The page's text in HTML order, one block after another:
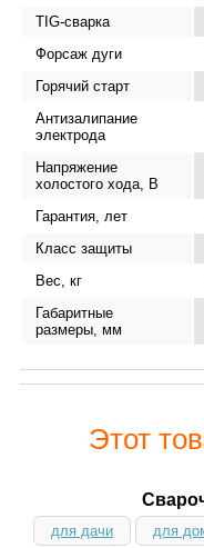
TIG-сварка
Форсаж дуги
Горячий старт
Антизалипание
электрода
Напряжение
холостого хода, В
Гарантия, лет
Класс защиты
Вес, кг
Габаритные
размеры, мм
Этот
для дачи для